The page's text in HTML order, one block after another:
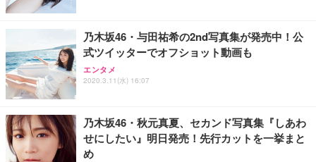
乃木坂46・与田祐希の2nd写真集が発売中！公
式ツイッターでオフショット動画も
エンタメ
2020.3.11(水) 16:07
乃木坂46・秋元真夏、セカンド写真集『しあわ
せにしたい』明日発売！先行カットを一挙まと
め